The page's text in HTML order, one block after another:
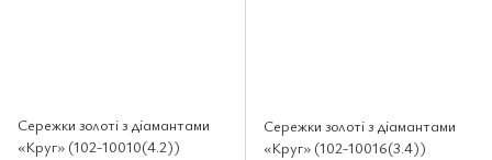
Сережки золоті з діамантами
«Круг» (102-10010(4.2))
Сережки золоті з діамантами
«Круг» (102-10016(3.4))